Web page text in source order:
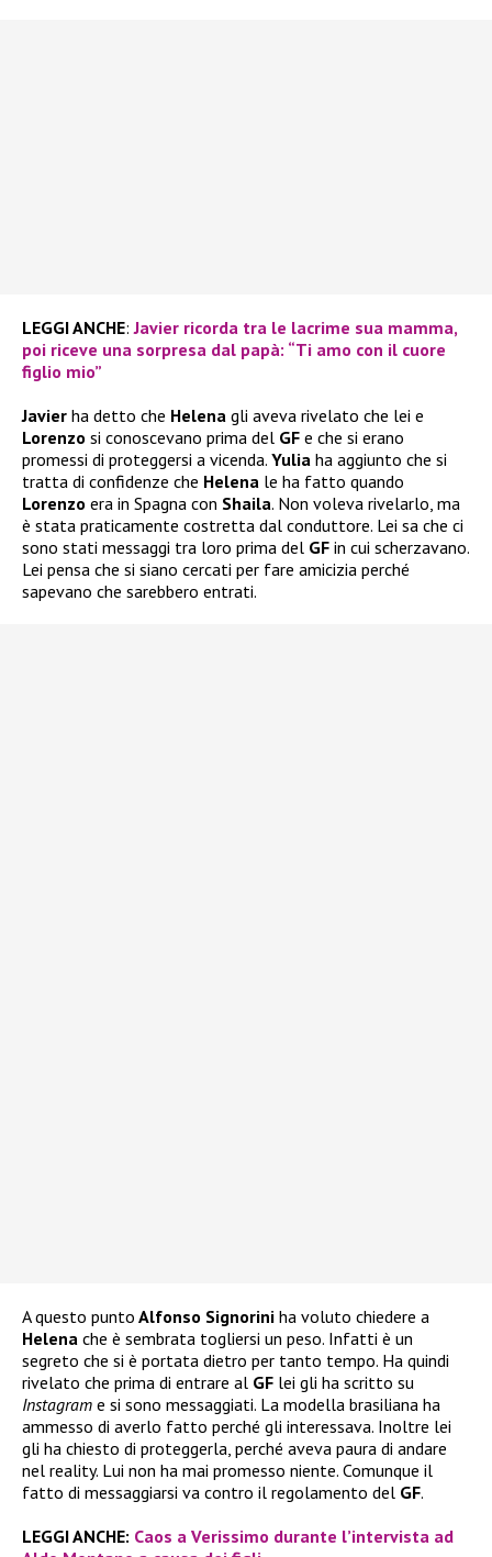
LEGGI ANCHE:Javier ricorda tra le lacrime sua mamma,
poi riceve una sorpresa dal papà: “Ti amo con il cuore
figlio mio”
Javier ha detto che Helena gli aveva rivelato che lei e
Lorenzo si conoscevano prima del GF e che si erano
promessi di proteggersi a vicenda. Yulia ha aggiunto che si
tratta di confidenze che Helena le ha fatto quando
Lorenzo era in Spagna con Shaila. Non voleva rivelarlo, ma
è stata praticamente costretta dal conduttore. Lei sa che ci
sono stati messaggi tra loro prima del GF in cui scherzavano.
Lei pensa che si siano cercati per fare amicizia perché
sapevano che sarebbero entrati.
A questo punto Alfonso Signorini ha voluto chiedere a
Helena che è sembrata togliersi un peso. Infatti è un
segreto che si è portata dietro per tanto tempo. Ha quindi
rivelato che prima di entrare al GF lei gli ha scritto su
Instagram e si sono messaggiati. La modella brasiliana ha
ammesso di averlo fatto perché gli interessava. Inoltre lei
gli ha chiesto di proteggerla, perché aveva paura di andare
nel reality. Lui non ha mai promesso niente. Comunque il
fatto di messaggiarsi va contro il regolamento del GF.
LEGGI ANCHE: Caos a Verissimo durante l’intervista ad